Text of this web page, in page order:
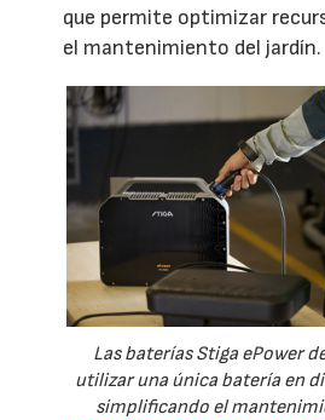
que permite optimizar
el mantenimiento del jardín.
Las baterías Stiga ePower
utilizar una única batería en
simplificando el